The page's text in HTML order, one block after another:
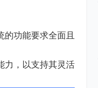
功能要求全面且
力，以支持其灵活